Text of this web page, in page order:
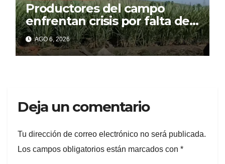
Productores del campo
enfrentan crisis por falta de
financiamiento, advierte
representante cañero
AGO 6, 2026
Deja un comentario
Tu dirección de correo electrónico no será publicada.
Los campos obligatorios están marcados con *